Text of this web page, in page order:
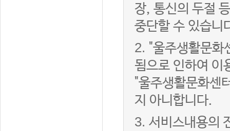
장, 통신의 두절
중단할 수 있습니
2. "울주생활문화
됨으로 인하여 이
"울주생활문화센
지 아니합니다.
3. 서비스내용의